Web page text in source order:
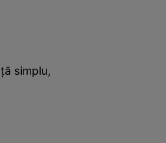
simplu,